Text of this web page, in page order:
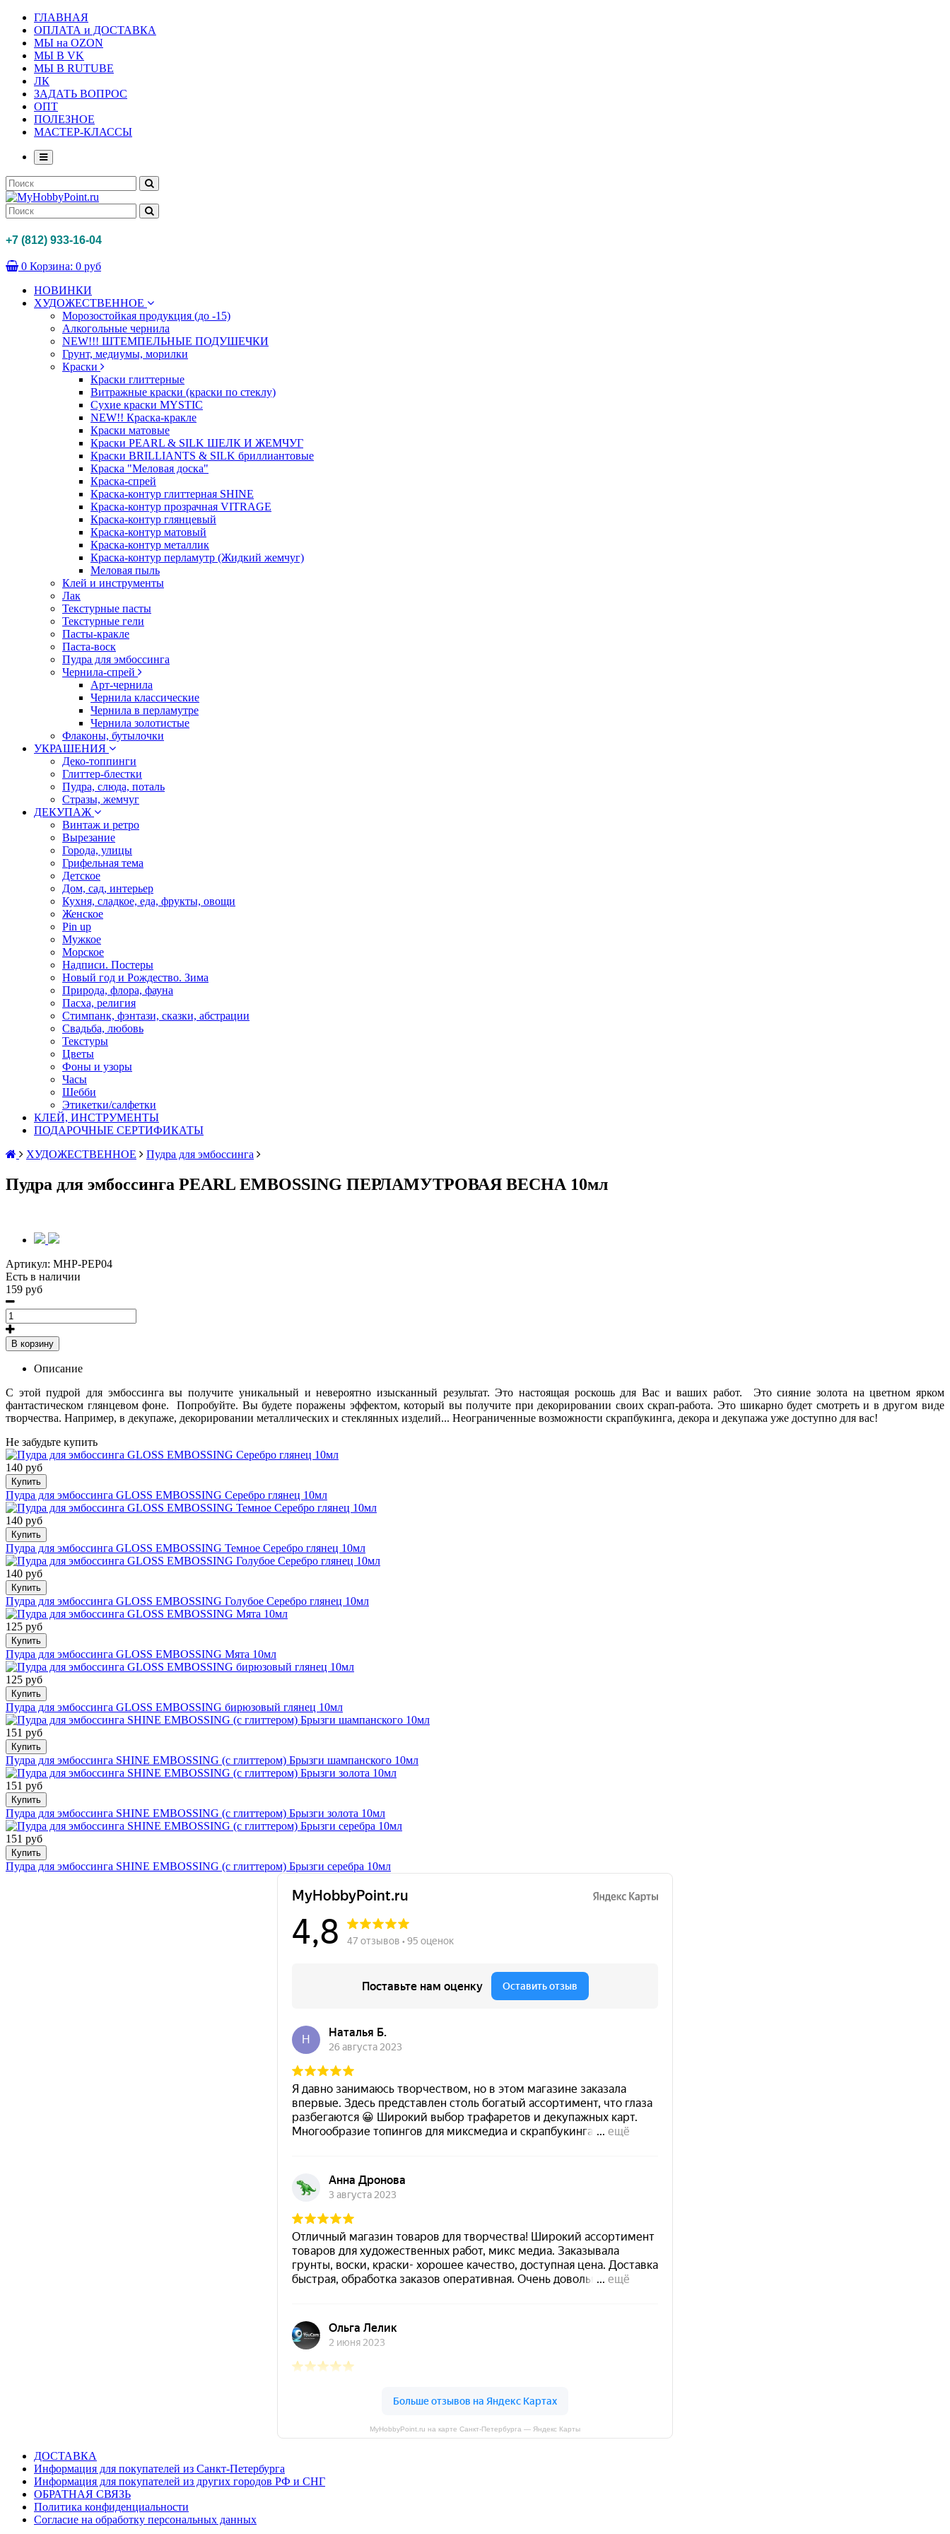
ГЛАВНАЯ
ОПЛАТА и ДОСТАВКА
МЫ на OZON
МЫ В VK
МЫ В RUTUBE
ЛК
ЗАДАТЬ ВОПРОС
ОПТ
ПОЛЕЗНОЕ
МАСТЕР-КЛАССЫ
+7 (812) 933-16-04
0 Корзина: 0 руб
НОВИНКИ
ХУДОЖЕСТВЕННОЕ
Морозостойкая продукция (до -15)
Алкогольные чернила
NEW!!! ШТЕМПЕЛЬНЫЕ ПОДУШЕЧКИ
Грунт, медиумы, морилки
Краски
Краски глиттерные
Витражные краски (краски по стеклу)
Сухие краски MYSTIC
NEW!! Краска-кракле
Краски матовые
Краски PEARL & SILK ШЕЛК И ЖЕМЧУГ
Краски BRILLIANTS & SILK бриллиантовые
Краска "Меловая доска"
Краска-спрей
Краска-контур глиттерная SHINE
Краска-контур прозрачная VITRAGE
Краска-контур глянцевый
Краска-контур матовый
Краска-контур металлик
Краска-контур перламутр (Жидкий жемчуг)
Меловая пыль
Клей и инструменты
Лак
Текстурные пасты
Текстурные гели
Пасты-кракле
Паста-воск
Пудра для эмбоссинга
Чернила-спрей
Арт-чернила
Чернила классические
Чернила в перламутре
Чернила золотистые
Флаконы, бутылочки
УКРАШЕНИЯ
Деко-топпинги
Глиттер-блестки
Пудра, слюда, поталь
Стразы, жемчуг
ДЕКУПАЖ
Винтаж и ретро
Вырезание
Города, улицы
Грифельная тема
Детское
Дом, сад, интерьер
Кухня, сладкое, еда, фрукты, овощи
Женское
Pin up
Мужкое
Морское
Надписи. Постеры
Новый год и Рождество. Зима
Природа, флора, фауна
Пасха, религия
Стимпанк, фэнтази, сказки, абстрации
Свадьба, любовь
Текстуры
Цветы
Фоны и узоры
Часы
Шебби
Этикетки/салфетки
КЛЕЙ, ИНСТРУМЕНТЫ
ПОДАРОЧНЫЕ СЕРТИФИКАТЫ
ХУДОЖЕСТВЕННОЕ
Пудра для эмбоссинга
Пудра для эмбоссинга PEARL EMBOSSING ПЕРЛАМУТРОВАЯ ВЕСНА 10мл
Артикул: MHP-PEP04
Есть в наличии
159 руб
В корзину
Описание
С этой пудрой для эмбоссинга вы получите уникальный и невероятно изысканный результат. Это настоящая роскошь для Вас и ваших работ. Это сияние золота на цветном ярком
фантастическом глянцевом фоне. Попробуйте. Вы будете поражены эффектом, который вы получите при декорировании своих скрап-работа. Это шикарно будет смотреть и в другом виде
творчества. Например, в декупаже, декорировании металлических и стеклянных изделий... Неограниченные возможности скрапбукинга, декора и декупажа уже доступно для вас!
Не забудьте купить
140 руб
Купить
Пудра для эмбоссинга GLOSS EMBOSSING Серебро глянец 10мл
140 руб
Купить
Пудра для эмбоссинга GLOSS EMBOSSING Темное Серебро глянец 10мл
140 руб
Купить
Пудра для эмбоссинга GLOSS EMBOSSING Голубое Серебро глянец 10мл
125 руб
Купить
Пудра для эмбоссинга GLOSS EMBOSSING Мята 10мл
125 руб
Купить
Пудра для эмбоссинга GLOSS EMBOSSING бирюзовый глянец 10мл
151 руб
Купить
Пудра для эмбоссинга SHINE EMBOSSING (с глиттером) Брызги шампанского 10мл
151 руб
Купить
Пудра для эмбоссинга SHINE EMBOSSING (с глиттером) Брызги золота 10мл
151 руб
Купить
Пудра для эмбоссинга SHINE EMBOSSING (с глиттером) Брызги серебра 10мл
MyHobbyPoint.ru на карте Санкт‑Петербурга — Яндекс Карты
ДОСТАВКА
Информация для покупателей из Санкт-Петербурга
Информация для покупателей из других городов РФ и СНГ
ОБРАТНАЯ СВЯЗЬ
Политика конфиденциальности
Согласие на обработку персональных данных